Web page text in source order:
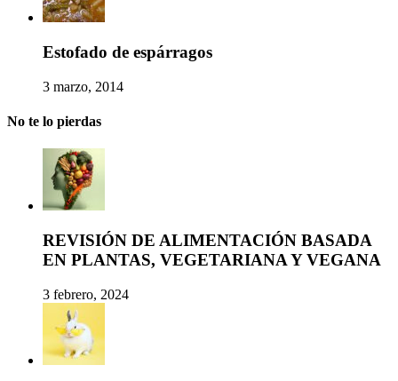
Estofado de espárragos
3 marzo, 2014
No te lo pierdas
REVISIÓN DE ALIMENTACIÓN BASADA
EN PLANTAS, VEGETARIANA Y VEGANA
3 febrero, 2024